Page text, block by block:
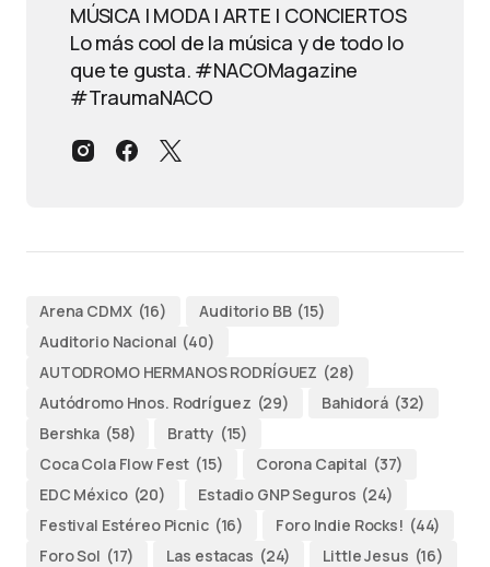
MÚSICA | MODA | ARTE | CONCIERTOS
Lo más cool de la música y de todo lo
que te gusta. #NACOMagazine
#TraumaNACO
Arena CDMX (16) Auditorio BB (15)
Auditorio Nacional (40)
AUTODROMO HERMANOS RODRÍGUEZ (28)
Autódromo Hnos. Rodríguez (29) Bahidorá (32)
Bershka (58) Bratty (15)
Coca Cola Flow Fest (15) Corona Capital (37)
EDC México (20) Estadio GNP Seguros (24)
Festival Estéreo Picnic (16) Foro Indie Rocks! (44)
Foro Sol (17) Las estacas (24) Little Jesus (16)